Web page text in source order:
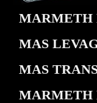
MARMETH
MAS
MAS
MARMETH